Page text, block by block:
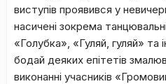
виступів проявився у
насичені зокрема
«Голубка», «Гуляй, гуляй»
бодай деяких епітетів
виконанні учасників